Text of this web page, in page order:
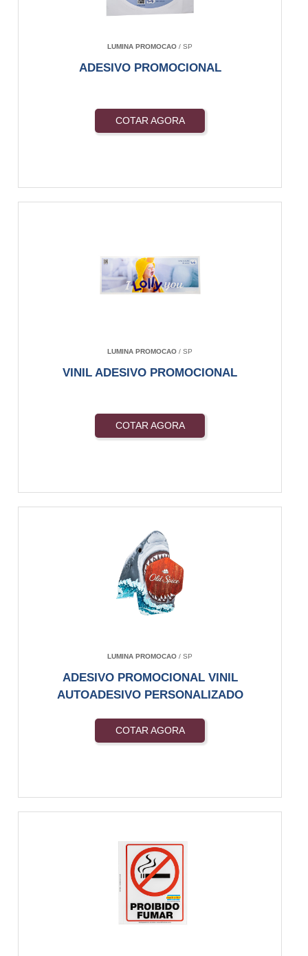
LUMINA PROMOCAO / SP
ADESIVO PROMOCIONAL
COTAR AGORA
LUMINA PROMOCAO / SP
VINIL ADESIVO PROMOCIONAL
COTAR AGORA
LUMINA PROMOCAO / SP
ADESIVO PROMOCIONAL VINIL
AUTOADESIVO PERSONALIZADO
COTAR AGORA